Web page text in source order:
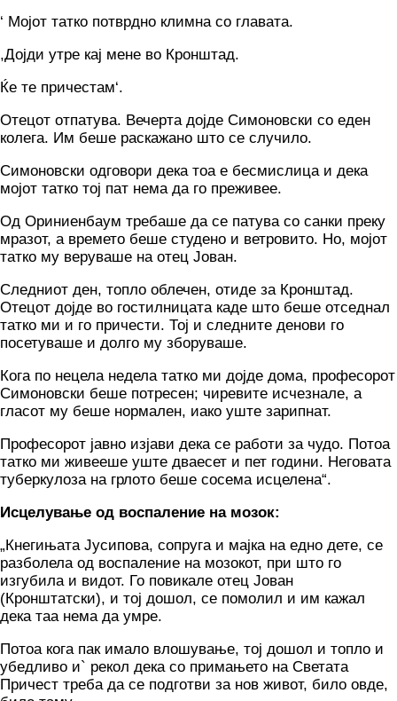
‘ Мојот татко потврдно климна со главата.
,Дојди утре кај мене во Кронштад.
Ќе те причестам‘.
Отецот отпатува. Вечерта дојде Симоновски со еден
колега. Им беше раскажано што се случило.
Симоновски одговори дека тоа е бесмислица и дека
мојот татко тој пат нема да го преживее.
Од Ориниенбаум требаше да се патува со санки преку
мразот, а времето беше студено и ветровито. Но, мојот
татко му веруваше на отец Јован.
Следниот ден, топло облечен, отиде за Кронштад.
Отецот дојде во гостилницата каде што беше отседнал
татко ми и го причести. Тој и следните денови го
посетуваше и долго му зборуваше.
Кога по нецела недела татко ми дојде дома, професорот
Симоновски беше потресен; чиревите исчезнале, а
гласот му беше нормален, иако уште зарипнат.
Професорот јавно изјави дека се работи за чудо. Потоа
татко ми живееше уште дваесет и пет години. Неговата
туберкулоза на грлото беше сосема исцелена“.
Исцелување од воспаление на мозок:
„Кнегињата Јусипова, сопруга и мајка на едно дете, се
разболела од воспаление на мозокот, при што го
изгубила и видот. Го повикале отец Јован
(Кронштатски), и тој дошол, се помолил и им кажал
дека таа нема да умре.
Потоа кога пак имало влошување, тој дошол и топло и
убедливо и` рекол дека со примањето на Светата
Причест треба да се подготви за нов живот, било овде,